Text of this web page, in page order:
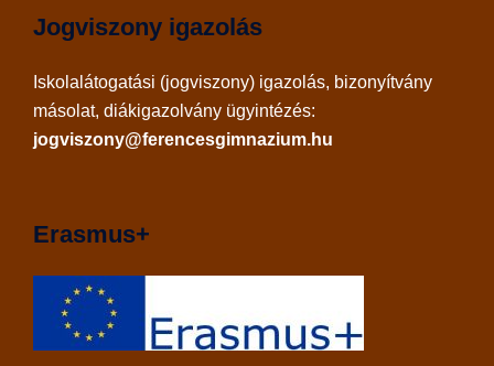
Jogviszony igazolás
Iskolalátogatási (jogviszony) igazolás, bizonyítvány
másolat, diákigazolvány ügyintézés:
jogviszony@ferencesgimnazium.hu
Erasmus+